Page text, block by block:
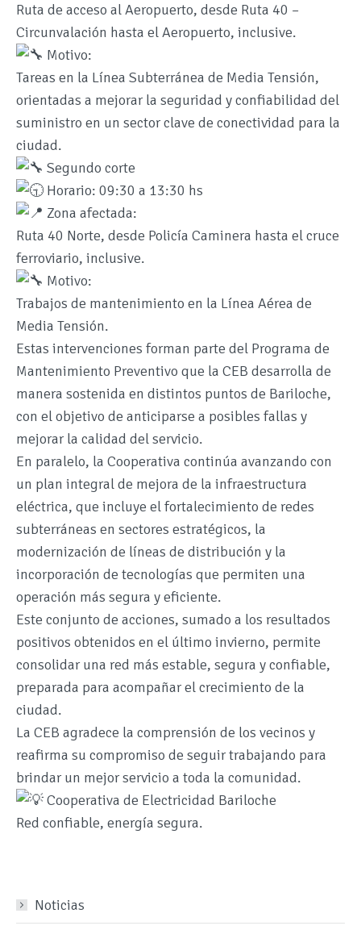
Ruta de acceso al Aeropuerto, desde Ruta 40 –
Circunvalación hasta el Aeropuerto, inclusive.
Motivo:
Tareas en la Línea Subterránea de Media Tensión,
orientadas a mejorar la seguridad y confiabilidad del
suministro en un sector clave de conectividad para la
ciudad.
Segundo corte
Horario: 09:30 a 13:30 hs
Zona afectada:
Ruta 40 Norte, desde Policía Caminera hasta el cruce
ferroviario, inclusive.
Motivo:
Trabajos de mantenimiento en la Línea Aérea de
Media Tensión.
Estas intervenciones forman parte del Programa de
Mantenimiento Preventivo que la CEB desarrolla de
manera sostenida en distintos puntos de Bariloche,
con el objetivo de anticiparse a posibles fallas y
mejorar la calidad del servicio.
En paralelo, la Cooperativa continúa avanzando con
un plan integral de mejora de la infraestructura
eléctrica, que incluye el fortalecimiento de redes
subterráneas en sectores estratégicos, la
modernización de líneas de distribución y la
incorporación de tecnologías que permiten una
operación más segura y eficiente.
Este conjunto de acciones, sumado a los resultados
positivos obtenidos en el último invierno, permite
consolidar una red más estable, segura y confiable,
preparada para acompañar el crecimiento de la
ciudad.
La CEB agradece la comprensión de los vecinos y
reafirma su compromiso de seguir trabajando para
brindar un mejor servicio a toda la comunidad.
Cooperativa de Electricidad Bariloche
Red confiable, energía segura.
Noticias